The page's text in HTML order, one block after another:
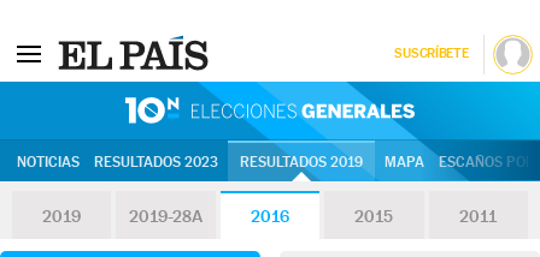
SUSCRÍBETE
NOTICIAS RESULTADOS 2023 RESULTADOS 2019 MAPA ESCAÑOS
2019 2019-28A 2016 2015 2011